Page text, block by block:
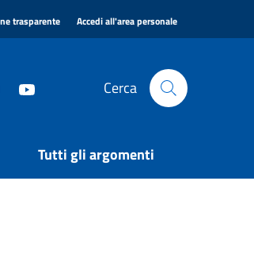
trasparente Accedi all'area personale
Cerca
Tutti gli argomenti